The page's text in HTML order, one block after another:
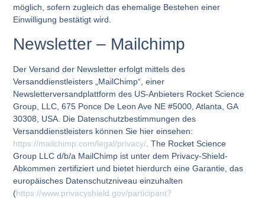
möglich, sofern zugleich das ehemalige Bestehen einer
Einwilligung bestätigt wird.
Newsletter – Mailchimp
Der Versand der Newsletter erfolgt mittels des
Versanddienstleisters „MailChimp“, einer
Newsletterversandplattform des US-Anbieters Rocket Science
Group, LLC, 675 Ponce De Leon Ave NE #5000, Atlanta, GA
30308, USA. Die Datenschutzbestimmungen des
Versanddienstleisters können Sie hier einsehen:
https://mailchimp.com/legal/privacy/. The Rocket Science
Group LLC d/b/a MailChimp ist unter dem Privacy-Shield-
Abkommen zertifiziert und bietet hierdurch eine Garantie, das
europäisches Datenschutzniveau einzuhalten
(https://www.privacyshield.gov/participant?